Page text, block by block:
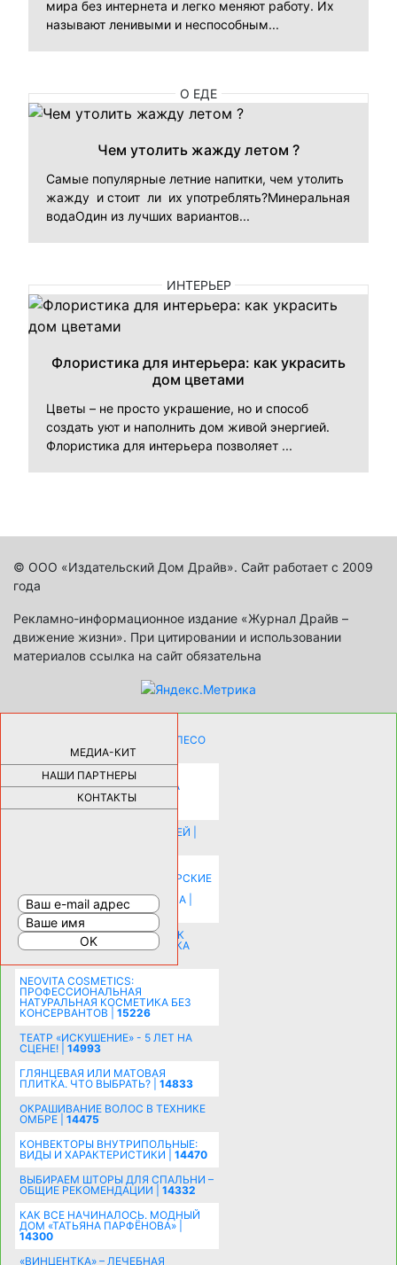
мира без интернета и легко меняют работу. Их
называют ленивыми и неспособным...
О ЕДЕ
Чем утолить жажду летом ?
Самые популярные летние напитки, чем утолить
жажду и стоит ли их употреблять?Минеральная
водаОдин из лучших вариантов...
ИНТЕРЬЕР
Флористика для интерьера: как украсить
дом цветами
Цветы – не просто украшение, но и способ
создать уют и наполнить дом живой энергией.
Флористика для интерьера позволяет ...
© ООО «Издательский Дом Драйв». Сайт работает с 2009
года
Рекламно-информационное издание «Журнал Драйв –
движение жизни». При цитировании и использовании
материалов ссылка на сайт обязательна
МЕДИА-КИТ
НАШИ ПАРТНЕРЫ
КОНТАКТЫ
КАК ДЕВУШКЕ ПОМЕНЯТЬ КОЛЕСО
НА АВТОМОБИЛЕ |69175
НОВЫЕ РАЗРАБОТКИ ДЛЯ
ОЗДОРОВЛЕНИЯ ОРГАНИЗМА
ПЛАТФОРМА ШУМАННА 3Д И
КАПСУЛА ЗДОРОВЬЯ |28279
ИСТОРИЯ НАКЛАДНЫХ НОГТЕЙ |
КОМНАТУ: ХИТРЫЕ ДИЗАЙНЕРСКИЕ
РАСШИРЕНИЯ ПРОСТРАНСТВА |
16191
СОБИРАЕМСЯ НА ПРАЗДНИК К
МОЛОДОЖЕНАМ: ПОДГОТОВКА
NEOVITA COSMETICS:
ПРОФЕССИОНАЛЬНАЯ
НАТУРАЛЬНАЯ КОСМЕТИКА БЕЗ
КОНСЕРВАНТОВ | 15226
ТЕАТР «ИСКУШЕНИЕ» - 5 ЛЕТ НА
СЦЕНЕ! | 14993
ГЛЯНЦЕВАЯ ИЛИ МАТОВАЯ
ПЛИТКА. ЧТО ВЫБРАТЬ? | 14833
ОКРАШИВАНИЕ ВОЛОС В ТЕХНИКЕ
ОМБРЕ | 14475
КОНВЕКТОРЫ ВНУТРИПОЛЬНЫЕ:
ВИДЫ И ХАРАКТЕРИСТИКИ | 14470
ВЫБИРАЕМ ШТОРЫ ДЛЯ СПАЛЬНИ –
ОБЩИЕ РЕКОМЕНДАЦИИ | 14332
КАК ВСЕ НАЧИНАЛОСЬ. МОДНЫЙ
ДОМ «ТАТЬЯНА ПАРФЁНОВА» |
14300
«ВИНЦЕНТКА» – ЛЕЧЕБНАЯ